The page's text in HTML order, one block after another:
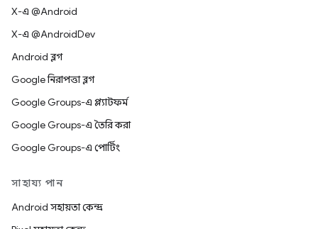
X-এ @Android
X-এ @AndroidDev
Android ব্লগ
Google নিরাপত্তা ব্লগ
Google Groups-এ প্ল্যাটফর্ম
Google Groups-এ তৈরি করা
Google Groups-এ পোর্টিং
সাহায্য পান
Android সহায়তা কেন্দ্র